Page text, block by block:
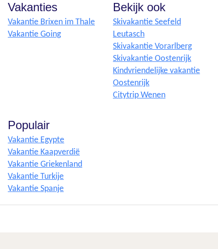
Vakanties
Vakantie Brixen im Thale
Vakantie Going
Bekijk ook
Skivakantie Seefeld
Leutasch
Skivakantie Vorarlberg
Skivakantie Oostenrijk
Kindvriendelijke vakantie
Oostenrijk
Citytrip Wenen
Populair
Vakantie Egypte
Vakantie Kaapverdië
Vakantie Griekenland
Vakantie Turkije
Vakantie Spanje